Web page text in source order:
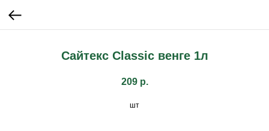
Сайтекс Classic венге 1л
209 р.
шт